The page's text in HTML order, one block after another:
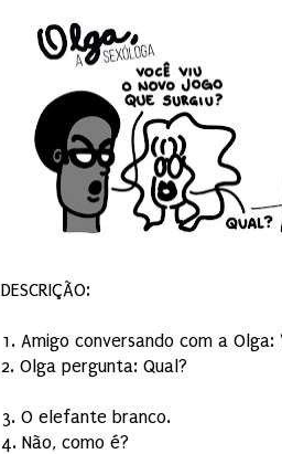
DESCRIÇÃO:
1. Amigo conversando com a
2. Olga pergunta: Qual?
3. O elefante branco.
4. Não, como é?